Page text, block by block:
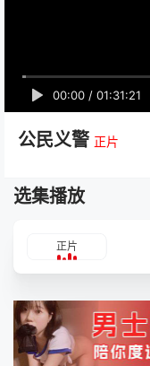
00:00 / 01:31:21
公民义警 正片
选集播放
正片